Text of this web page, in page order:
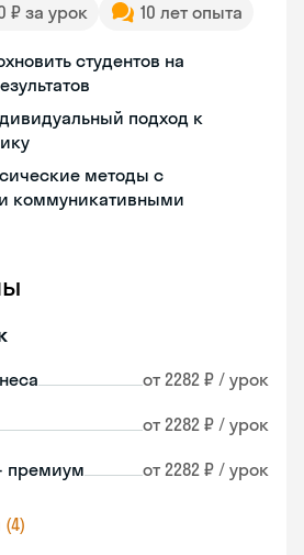
₽ за урок 10 лет опыта
студентов на
подход к
методы с
коммуникативными
от 2282 ₽ / урок
от 2282 ₽ / урок
премиум от 2282 ₽ / урок